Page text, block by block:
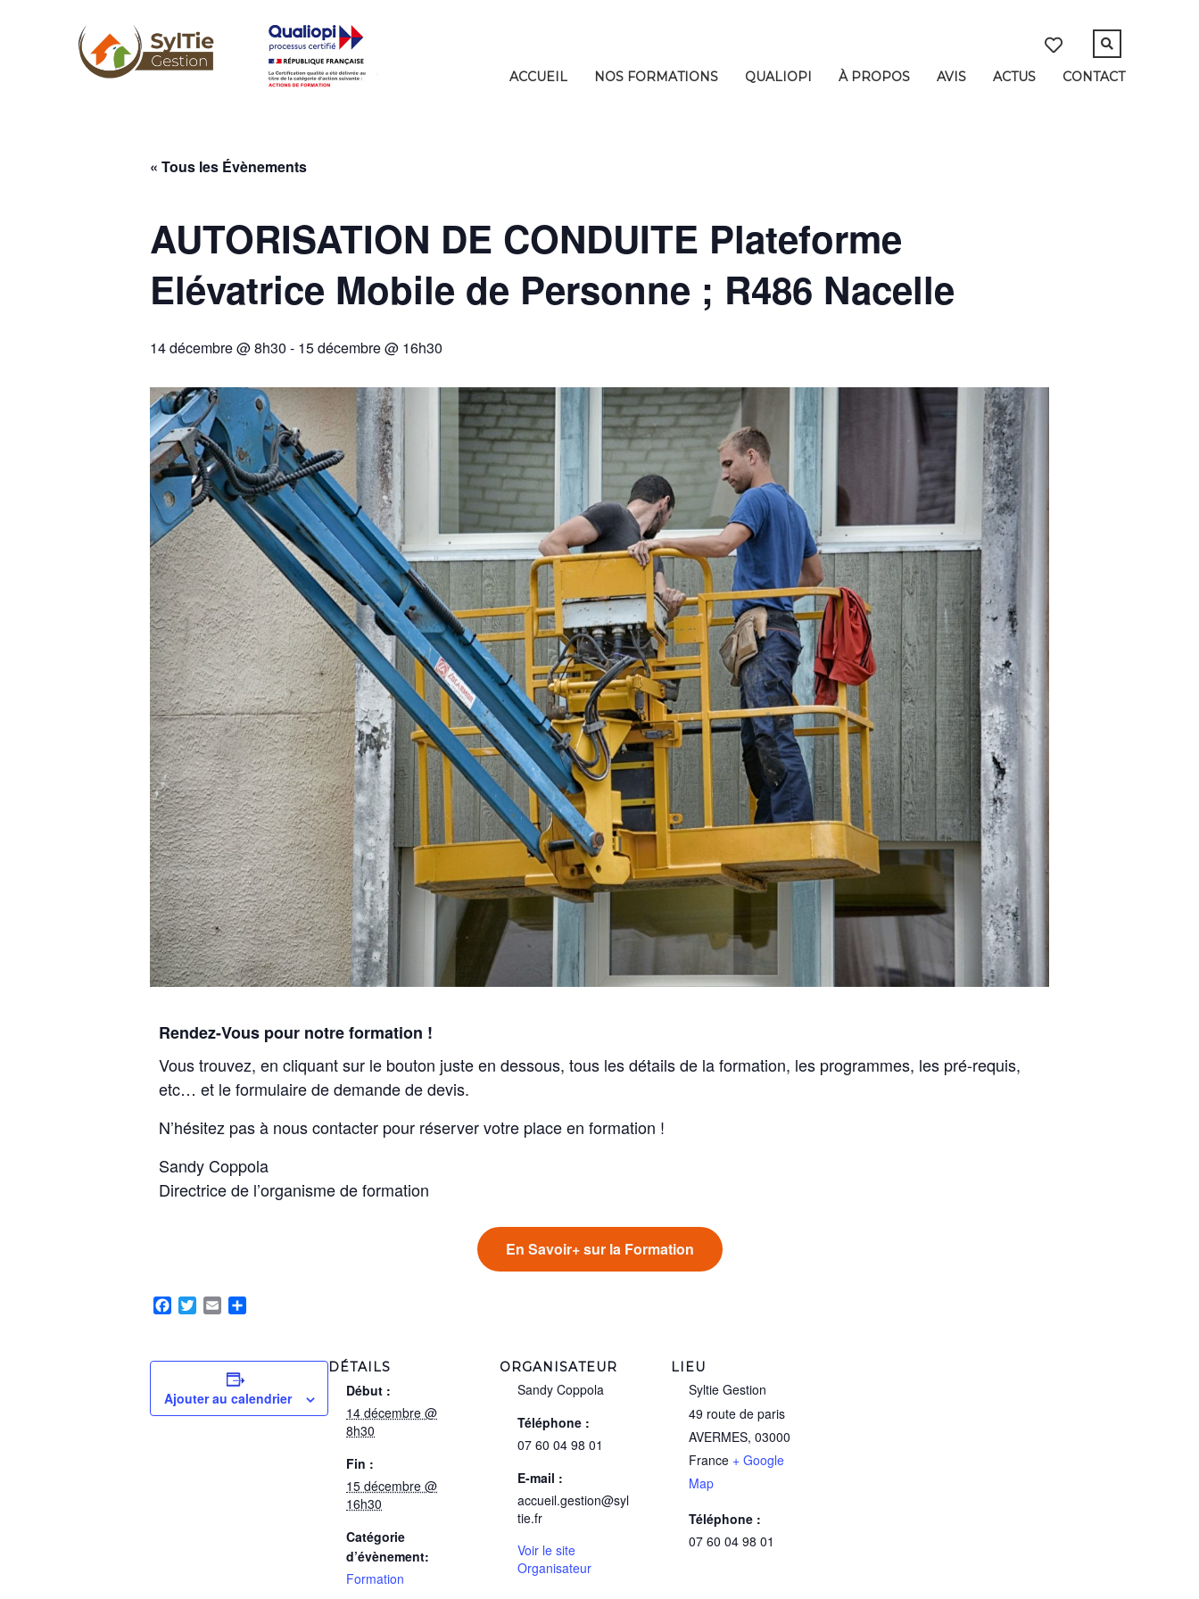
ACCUEIL NOS FORMATIONS QUALIOPI À PROPOS AVIS ACTUS CONTACT
« Tous les Évènements
AUTORISATION DE CONDUITE Plateforme
Elévatrice Mobile de Personne ; R486 Nacelle
14 décembre @ 8h30 - 15 décembre @ 16h30
Rendez-Vous pour notre formation !
Vous trouvez, en cliquant sur le bouton juste en dessous, tous les détails de la formation, les programmes, les pré-requis,
etc… et le formulaire de demande de devis.
N’hésitez pas à nous contacter pour réserver votre place en formation !
Sandy Coppola
Directrice de l’organisme de formation
En Savoir+ sur la Formation
Facebook
TwitterEmail
Ajouter au calendrier
DÉTAILS
Début :
14 décembre @
8h30
Fin :
15 décembre @
16h30
Catégorie
d’évènement:
Formation
ORGANISATEUR
Sandy Coppola
Téléphone :
07 60 04 98 01
E-mail :
accueil.gestion@syl
tie.fr
Voir le site
Organisateur
LIEU
Syltie Gestion
49 route de paris
AVERMES, 03000
France + Google
Map
Téléphone :
07 60 04 98 01